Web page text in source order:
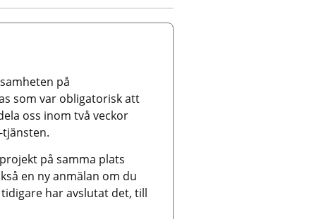
på
som var obligatorisk att
oss inom två veckor
på samma plats
en ny anmälan om du
har avslutat det, till